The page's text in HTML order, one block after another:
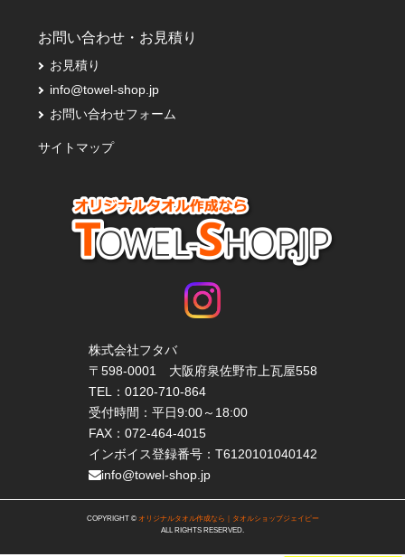
お問い合わせ・お見積り
お見積り
info@towel-shop.jp
お問い合わせフォーム
サイトマップ
株式会社フタバ
〒598-0001 大阪府泉佐野市上瓦屋558
TEL： 0120-710-864
受付時間：平日9:00～18:00
FAX：072-464-4015
インボイス登録番号：T6120101040142
info@towel-shop.jp
COPYRIGHT © オリジナルタオル作成なら｜タオルショップジェイピー
ALL RIGHTS RESERVED.